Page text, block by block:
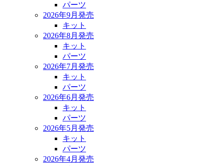
パーツ
2026年9月発売
キット
2026年8月発売
キット
パーツ
2026年7月発売
キット
パーツ
2026年6月発売
キット
パーツ
2026年5月発売
キット
パーツ
2026年4月発売